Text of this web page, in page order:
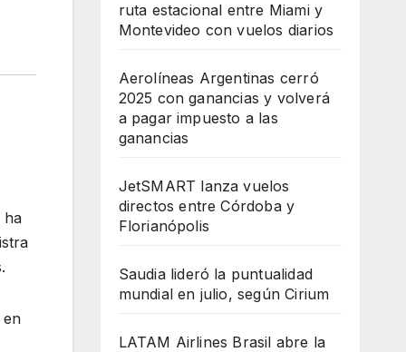
ha
en
ruta estacional entre Miami y
Montevideo con vuelos diarios
Aerolíneas Argentinas cerró
2025 con ganancias y volverá
a pagar impuesto a las
ganancias
JetSMART lanza vuelos
directos entre Córdoba y
Florianópolis
Saudia lideró la puntualidad
mundial en julio, según Cirium
LATAM Airlines Brasil abre la